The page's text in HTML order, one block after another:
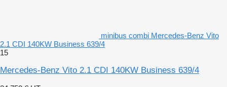
minibus combi Mercedes-Benz Vito
2.1 CDI 140KW Business 639/4
15
Mercedes-Benz Vito 2.1 CDI 140KW Business 639/4